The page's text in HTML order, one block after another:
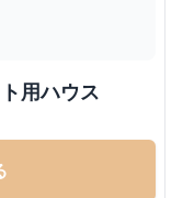
用ハウス